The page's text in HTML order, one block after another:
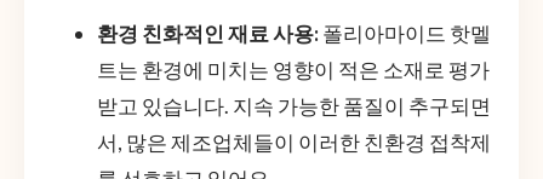
환경 친화적인 재료 사용: 폴리아마이드 핫멜
트는 환경에 미치는 영향이 적은 소재로 평가
받고 있습니다. 지속 가능한 품질이 추구되면
서, 많은 제조업체들이 이러한 친환경 접착제